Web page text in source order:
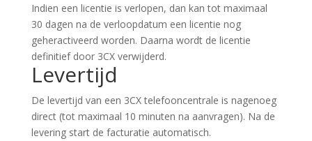
Indien een licentie is verlopen, dan kan tot maximaal
30 dagen na de verloopdatum een licentie nog
geheractiveerd worden. Daarna wordt de licentie
definitief door 3CX verwijderd.
Levertijd
De levertijd van een 3CX telefooncentrale is nagenoeg
direct (tot maximaal 10 minuten na aanvragen). Na de
levering start de facturatie automatisch.